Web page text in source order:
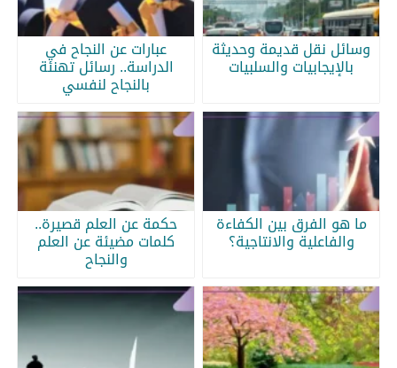
وسائل نقل قديمة وحديثة
بالإيجابيات والسلبيات
عبارات عن النجاح في
الدراسة.. رسائل تهنئة
بالنجاح لنفسي
ما هو الفرق بين الكفاءة
والفاعلية والانتاجية؟
حكمة عن العلم قصيرة..
كلمات مضيئة عن العلم
والنجاح